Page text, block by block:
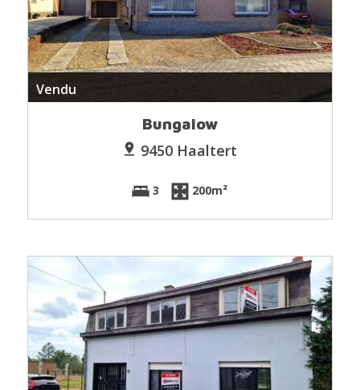
Vendu
Bungalow
9450 Haaltert
3 200m²